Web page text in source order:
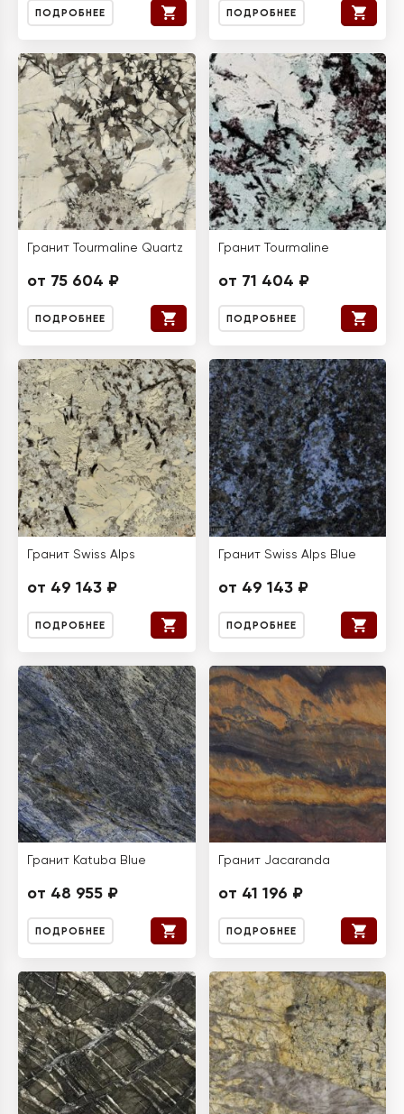
ПОДРОБНЕЕ ПОДРОБНЕЕ
Гранит Tourmaline Quartz
от 75 604 ₽
ПОДРОБНЕЕ
Гранит Tourmaline
от 71 404 ₽
ПОДРОБНЕЕ
Гранит Swiss Alps
от 49 143 ₽
ПОДРОБНЕЕ
Гранит Swiss Alps Blue
от 49 143 ₽
ПОДРОБНЕЕ
Гранит Katuba Blue
от 48 955 ₽
ПОДРОБНЕЕ
Гранит Jacaranda
от 41 196 ₽
ПОДРОБНЕЕ